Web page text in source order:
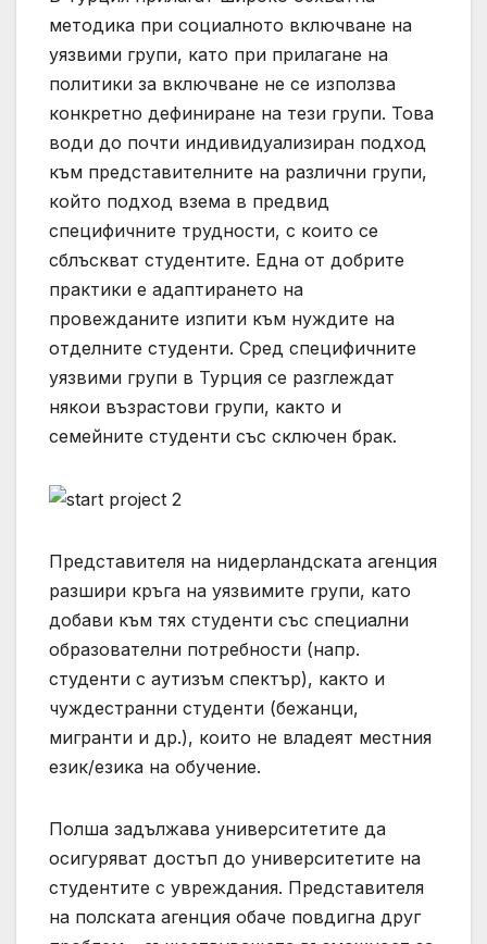
методика при социалното включване на
уязвими групи, като при прилагане на
политики за включване не се използва
конкретно дефиниране на тези групи. Това
води до почти индивидуализиран подход
към представителните на различни групи,
който подход взема в предвид
специфичните трудности, с които се
сблъскват студентите. Една от добрите
практики е адаптирането на
провежданите изпити към нуждите на
отделните студенти. Сред специфичните
уязвими групи в Турция се разглеждат
някои възрастови групи, както и
семейните студенти със сключен брак.
Представителя на нидерландската агенция
разшири кръга на уязвимите групи, като
добави към тях студенти със специални
образователни потребности (напр.
студенти с аутизъм спектър), както и
чуждестранни студенти (бежанци,
мигранти и др.), които не владеят местния
език/езика на обучение.
Полша задължава университетите да
осигуряват достъп до университетите на
студентите с увреждания. Представителя
на полската агенция обаче повдигна друг